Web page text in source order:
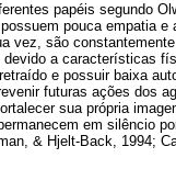
papéis segundo
pouca empatia e
são
a características
e possuir baixa
futuras ações dos
sua própria
em silêncio
& Hjelt-Back, 1994;